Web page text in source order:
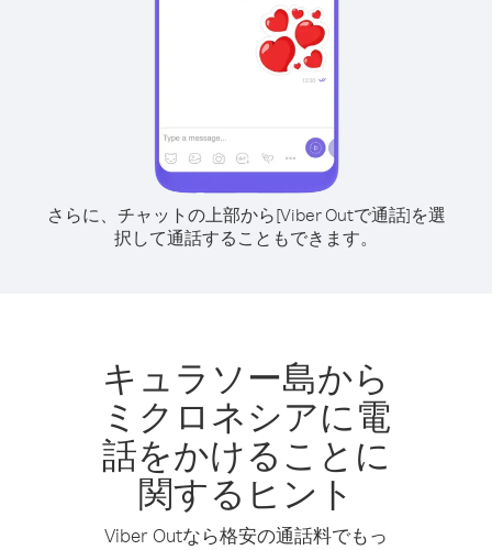
さらに、チャットの上部から[Viber Outで通話]を選
択して通話することもできます。
キュラソー島から
ミクロネシアに電
話をかけることに
関するヒント
Viber Outなら格安の通話料でもっ